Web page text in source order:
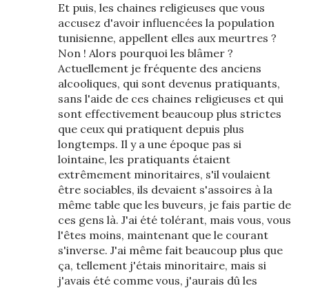
Et puis, les chaines religieuses que vous
accusez d'avoir influencées la population
tunisienne, appellent elles aux meurtres ?
Non ! Alors pourquoi les blâmer ?
Actuellement je fréquente des anciens
alcooliques, qui sont devenus pratiquants,
sans l'aide de ces chaines religieuses et qui
sont effectivement beaucoup plus strictes
que ceux qui pratiquent depuis plus
longtemps. Il y a une époque pas si
lointaine, les pratiquants étaient
extrêmement minoritaires, s'il voulaient
être sociables, ils devaient s'assoires à la
même table que les buveurs, je fais partie de
ces gens là. J'ai été tolérant, mais vous, vous
l'êtes moins, maintenant que le courant
s'inverse. J'ai même fait beaucoup plus que
ça, tellement j'étais minoritaire, mais si
j'avais été comme vous, j'aurais dû les